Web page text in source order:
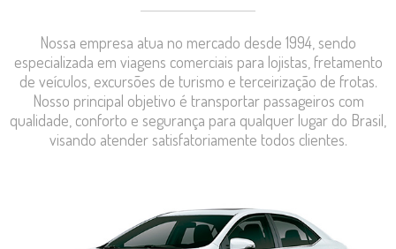
Nossa empresa atua no mercado desde 1994, sendo
especializada em viagens comerciais para lojistas, fretamento
de veículos, excursões de turismo e terceirização de frotas.
Nosso principal objetivo é transportar passageiros com
qualidade, conforto e segurança para qualquer lugar do Brasil,
visando atender satisfatoriamente todos clientes.